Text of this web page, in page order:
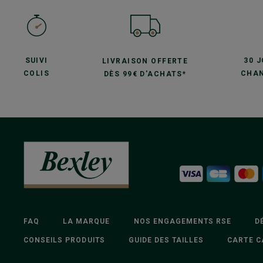
SUIVI
COLIS
LIVRAISON OFFERTE
DÈS 99€ D'ACHATS*
30
FAQ LA MARQUE NOS ENGAGEMENTS RSE
CONSEILS PRODUITS GUIDE DES TAILLES CARTE